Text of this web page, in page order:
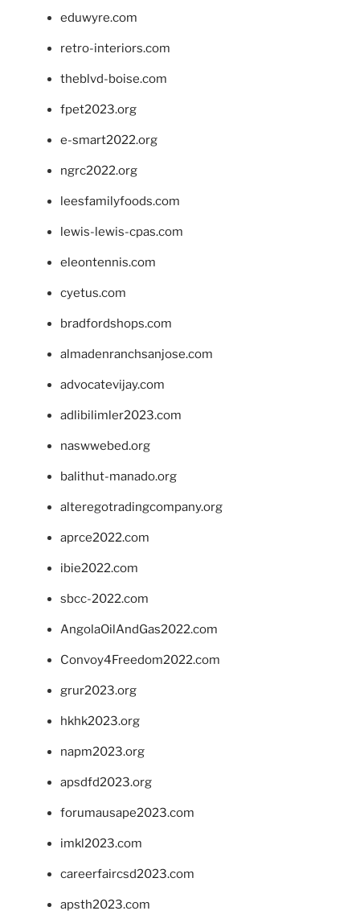
eduwyre.com
retro-interiors.com
theblvd-boise.com
fpet2023.org
e-smart2022.org
ngrc2022.org
leesfamilyfoods.com
lewis-lewis-cpas.com
eleontennis.com
cyetus.com
bradfordshops.com
almadenranchsanjose.com
advocatevijay.com
adlibilimler2023.com
naswwebed.org
balithut-manado.org
alteregotradingcompany.org
aprce2022.com
ibie2022.com
sbcc-2022.com
AngolaOilAndGas2022.com
Convoy4Freedom2022.com
grur2023.org
hkhk2023.org
napm2023.org
apsdfd2023.org
forumausape2023.com
imkl2023.com
careerfaircsd2023.com
apsth2023.com